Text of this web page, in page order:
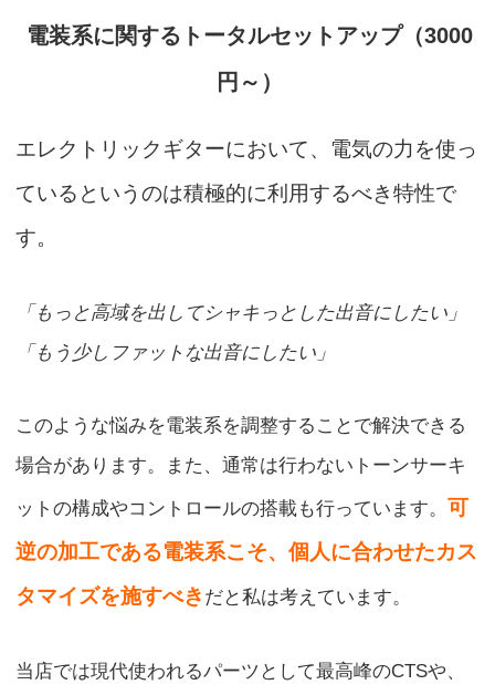
電装系に関するトータルセットアップ（3000
円～）
エレクトリックギターにおいて、電気の力を使っ
ているというのは積極的に利用するべき特性で
す。
「もっと高域を出してシャキっとした出音にしたい」
「もう少しファットな出音にしたい」
このような悩みを電装系を調整することで解決できる
場合があります。また、通常は行わないトーンサーキ
ットの構成やコントロールの搭載も行っています。 可
逆の加工である電装系こそ、個人に合わせたカス
タマイズを施すべき だと私は考えています。
当店では現代使われるパーツとして最高峰のCTSや、